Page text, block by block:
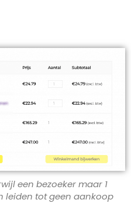
een bezoeker maar 1
leiden tot geen aankoop